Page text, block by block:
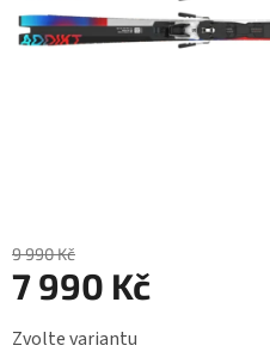
9 990 Kč
7 990 Kč
cena:
Zvolte variantu